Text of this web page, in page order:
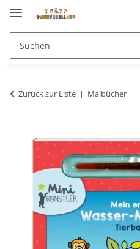
Zurück zur Liste Malbücher